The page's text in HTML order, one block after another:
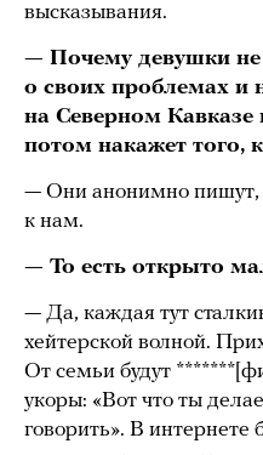
высказывания.
— Почему девушки не
о своих проблемах и
на Северном Кавказе
потом накажет того,
— Они анонимно пишут,
к нам.
— То есть открыто
— Да, каждая тут
хейтерской волной.
От семьи будут
укоры: «Вот что ты
говорить». В интернете